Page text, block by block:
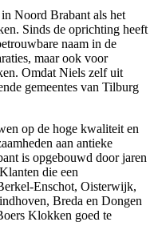
Noord Brabant als het
Sinds de oprichting heeft
naam in de
maar ook voor
Omdat Niels zelf uit
gemeentes van Tilburg
op de hoge kwaliteit en
aan antieke
is opgebouwd door jaren
die een
Enschot, Oisterwijk,
Breda en Dongen
Klokken goed te